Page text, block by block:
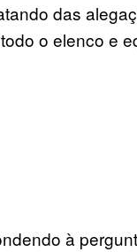
das
o elenco e
à